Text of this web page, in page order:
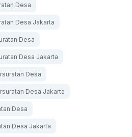
Desa
Desa Jakarta
Desa
Desa Jakarta
Desa
Desa Jakarta
Desa
Desa Jakarta